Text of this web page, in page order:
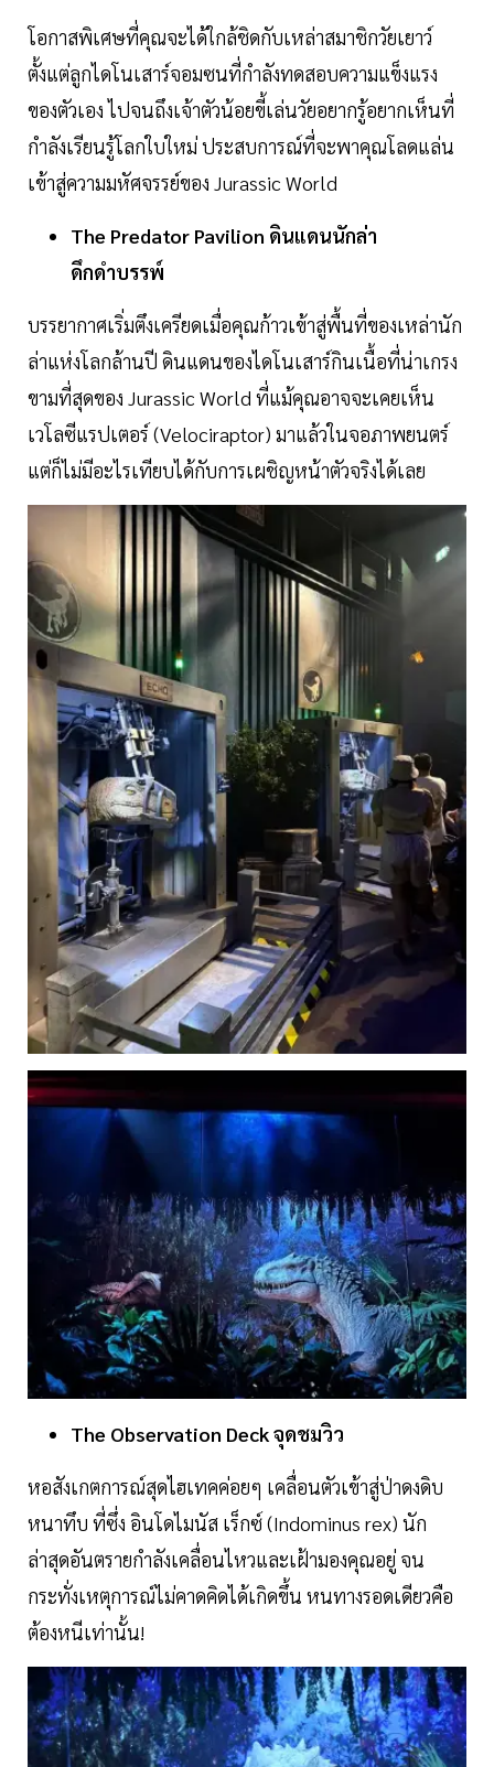
โอกาสพิเศษที่คุณจะได้ใกล้ชิดกับเหล่าสมาชิกวัยเยาว์
ตั้งแต่ลูกไดโนเสาร์จอมซนที่กำลังทดสอบความแข็งแรง
ของตัวเอง ไปจนถึงเจ้าตัวน้อยขี้เล่นวัยอยากรู้อยากเห็นที่
กำลังเรียนรู้โลกใบใหม่ ประสบการณ์ที่จะพาคุณโลดแล่น
เข้าสู่ความมหัศจรรย์ของ Jurassic World
The Predator Pavilion ดินแดนนักล่า
ดึกดำบรรพ์
บรรยากาศเริ่มตึงเครียดเมื่อคุณก้าวเข้าสู่พื้นที่ของเหล่านัก
ล่าแห่งโลกล้านปี ดินแดนของไดโนเสาร์กินเนื้อที่น่าเกรง
ขามที่สุดของ Jurassic World ที่แม้คุณอาจจะเคยเห็น
เวโลซีแรปเตอร์ (Velociraptor) มาแล้วในจอภาพยนตร์
แต่ก็ไม่มีอะไรเทียบได้กับการเผชิญหน้าตัวจริงได้เลย
The Observation Deckจุดชมวิว
หอสังเกตการณ์สุดไฮเทคค่อยๆ เคลื่อนตัวเข้าสู่ป่าดงดิบ
หนาทึบ ที่ซึ่ง อินโดไมนัส เร็กซ์ (Indominus rex) นัก
ล่าสุดอันตรายกำลังเคลื่อนไหวและเฝ้ามองคุณอยู่ จน
กระทั่งเหตุการณ์ไม่คาดคิดได้เกิดขึ้น หนทางรอดเดียวคือ
ต้องหนีเท่านั้น!